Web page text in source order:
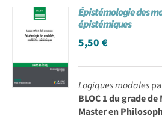
Achat en ligne
Épistémologie des
épistémiques
5,50€
Logiques modales
BLOC 1 du grade
Master en